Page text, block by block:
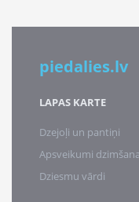
piedalies.lv
LAPAS KARTE
Dzejoļi un pantiņi
Apsveikumi
Dziesmu vārdi